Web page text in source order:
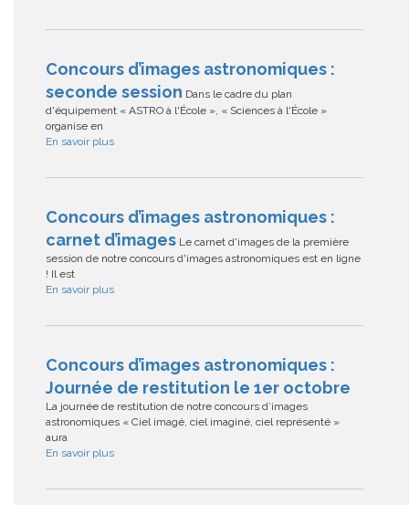
Concours d’images astronomiques :
seconde session Dans le cadre du plan
d'équipement « ASTRO à l'École », « Sciences à l'École »
organise en
En savoir plus
Concours d’images astronomiques :
carnet d’images Le carnet d'images de la première
session de notre concours d'images astronomiques est en ligne
! Il est
En savoir plus
Concours d’images astronomiques :
Journée de restitution le 1er octobre
La journée de restitution de notre concours d’images
astronomiques « Ciel imagé, ciel imaginé, ciel représenté »
aura
En savoir plus